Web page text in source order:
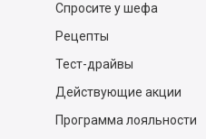
Спросите у шефа
Рецепты
Тест-драйвы
Действующие акции
Программа лояльности